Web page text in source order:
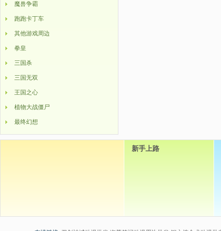
魔兽争霸
跑跑卡丁车
其他游戏周边
拳皇
三国杀
三国无双
王国之心
植物大战僵尸
最终幻想
新手上路